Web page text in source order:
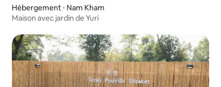
Hébergement ⋅ Nam Kham
Maison avec jardin de Yuri